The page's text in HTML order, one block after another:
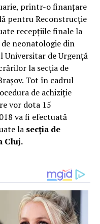
printr-o finanțare
pentru Reconstrucție
recepțiile finale la
neonatologie din
de Urgență
la secția de
Tot în cadrul
de achiziție
vor dota 15
va fi efectuată
lasecția de
Cluj.